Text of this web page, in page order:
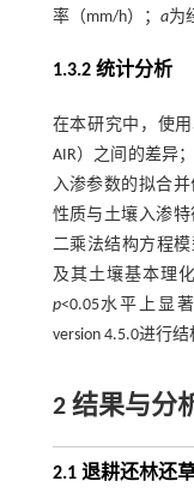
率（mm/h）； a为
1.3.2 统计分析
在本研究中，使用
AIR）之间的差异
入渗参数的拟合
性质与土壤入渗
二乘法结构方程模
及其土壤基本理
p<0.05水平上显
version 4.5.0进行
2 结果与分
2.1 退耕还林还